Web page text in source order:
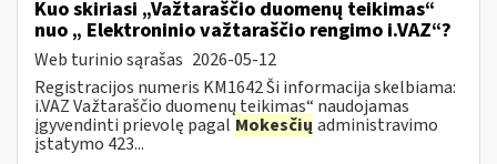
Kuo skiriasi „Važtaraščio duomenų teikimas“
nuo „ Elektroninio važtaraščio rengimo i.VAZ“?
Web turinio sąrašas 2026-05-12
Registracijos numeris KM1642 Ši informacija skelbiama:
i.VAZ Važtaraščio duomenų teikimas“ naudojamas
įgyvendinti prievolę pagal Mokesčių administravimo
įstatymo 423...